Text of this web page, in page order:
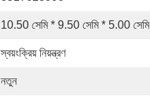
10.50 সেমি * 9.50 সেমি * 5.00 সেমি
স্বয়ংক্রিয় নিয়ন্ত্রণ
নতুন